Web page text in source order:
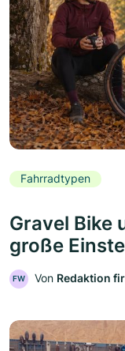
Fahrradtypen
Gravel Bike
große
FW Von Redaktion